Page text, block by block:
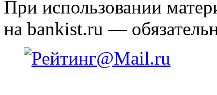
При использовании
на bankist.ru —